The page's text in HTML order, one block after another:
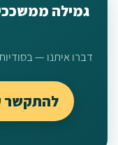
גמילה
דברו איתנו —
להתקשר עכשיו: